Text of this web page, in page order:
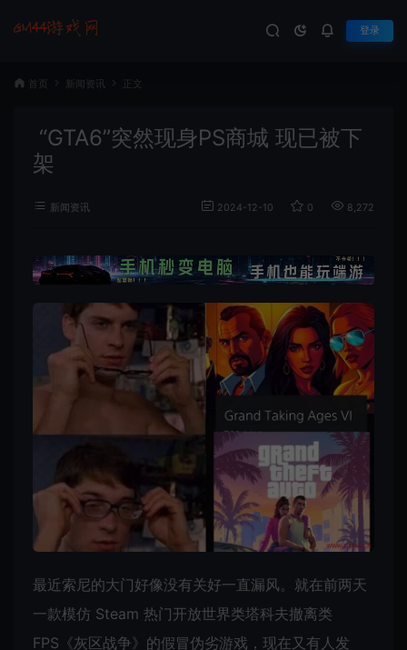
登录
首页 新闻资讯 正文
“GTA6”突然现身PS商城 现已被下
架
新闻资讯 2024-12-10 0 8,272
最近索尼的大门好像没有关好一直漏风。就在前两天
一款模仿 Steam 热门开放世界类塔科夫撤离类
FPS《灰区战争》的假冒伪劣游戏，现在又有人发